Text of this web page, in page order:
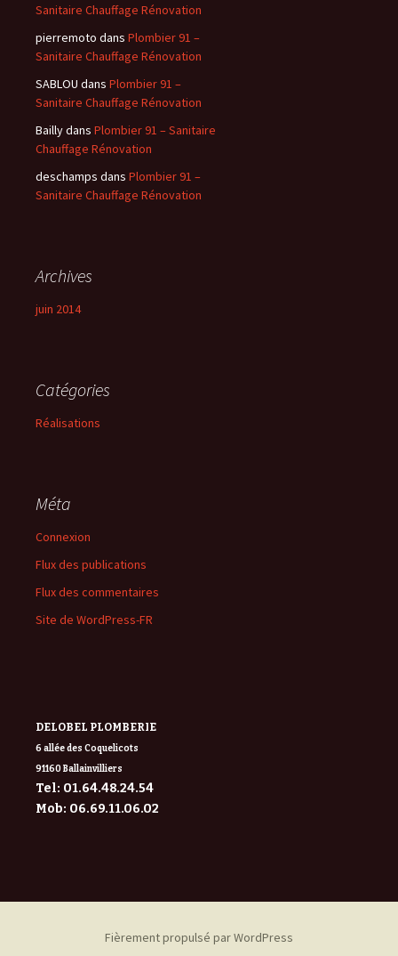
Sanitaire Chauffage Rénovation
pierremoto dans Plombier 91 –
Sanitaire Chauffage Rénovation
SABLOU dans Plombier 91 –
Sanitaire Chauffage Rénovation
Baillydans Plombier 91 – Sanitaire
Chauffage Rénovation
deschamps dans Plombier 91 –
Sanitaire Chauffage Rénovation
Archives
juin 2014
Catégories
Réalisations
Méta
Connexion
Flux des publications
Flux des commentaires
Site de WordPress-FR
DELOBEL PLOMBERIE
6 allée des Coquelicots
91160 Ballainvilliers
Tel: 01.64.48.24.54
Mob: 06.69.11.06.02
Fièrement propulsé par WordPress